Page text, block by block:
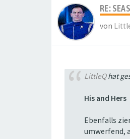
RE:
von
LittleQhat
His and Hers
Ebenfalls
umwerfend,